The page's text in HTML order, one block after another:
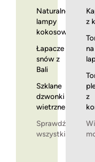
Naturalne
lampy
kokosowe
Łapacze
snów z
Bali
Szklane
dzwonki
wietrzne
Sprawdź
wszystkie
z
na
z